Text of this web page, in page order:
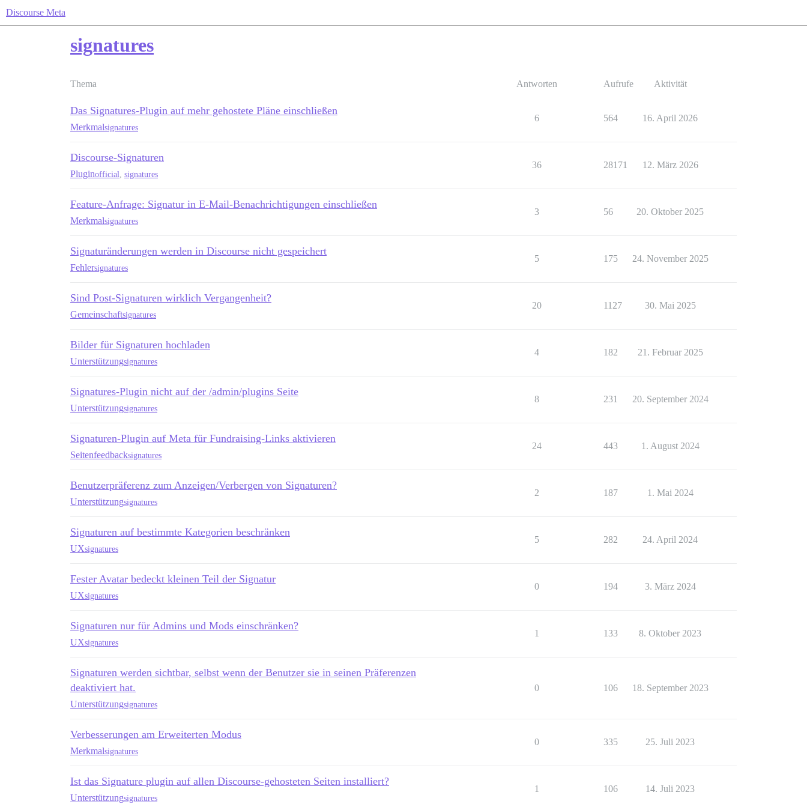
Discourse Meta
signatures
Thema Antworten Aufrufe Aktivität
Das Signatures-Plugin auf mehr gehostete Pläne einschließen
Merkmalsignatures
6 564 16. April 2026
Discourse-Signaturen
Pluginofficial signatures
36 28171 12. März 2026
Feature-Anfrage: Signatur in E-Mail-Benachrichtigungen einschließen
Merkmalsignatures
3 56 20. Oktober 2025
Signaturänderungen werden in Discourse nicht gespeichert
Fehlersignatures
5 175 24. November 2025
Sind Post-Signaturen wirklich Vergangenheit?
Gemeinschaftsignatures
20 1127 30. Mai 2025
Bilder für Signaturen hochladen
Unterstützungsignatures
4 182 21. Februar 2025
Signatures-Plugin nicht auf der /admin/plugins Seite
Unterstützungsignatures
8 231 20. September 2024
Signaturen-Plugin auf Meta für Fundraising-Links aktivieren
Seitenfeedbacksignatures
24 443 1. August 2024
Benutzerpräferenz zum Anzeigen/Verbergen von Signaturen?
Unterstützungsignatures
2 187 1. Mai 2024
Signaturen auf bestimmte Kategorien beschränken
UXsignatures
5 282 24. April 2024
Fester Avatar bedeckt kleinen Teil der Signatur
UXsignatures
0 194 3. März 2024
Signaturen nur für Admins und Mods einschränken?
UXsignatures
1 133 8. Oktober 2023
Signaturen werden sichtbar, selbst wenn der Benutzer sie in seinen Präferenzen
deaktiviert hat.
Unterstützungsignatures
0 106 18. September 2023
Verbesserungen am Erweiterten Modus
Merkmalsignatures
0 335 25. Juli 2023
Ist das Signature plugin auf allen Discourse-gehosteten Seiten installiert?
Unterstützungsignatures
1 106 14. Juli 2023